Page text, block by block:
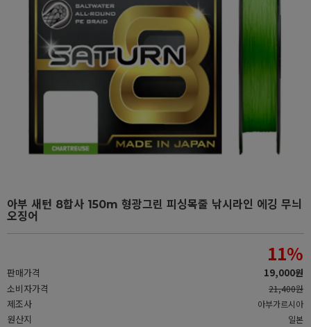
아부 새턴 8합사 150m 형광그린 피싱목줄 낚시라인 에깅 무늬
오징어
판매가격
11%
19,000원
소비자가격
21,400원
제조사 아부가르시아
원산지 일본